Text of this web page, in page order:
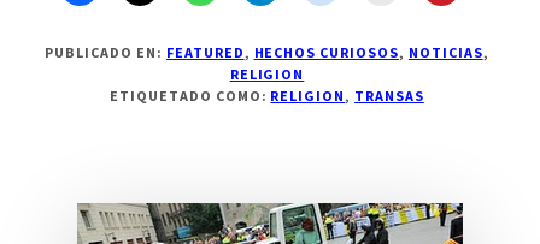
denunciado
presuntamente
un
préstamo
dólares
PUBLICADO EN: FEATURED , HECHOS CURIOSOS, NOTICIAS,
RELIGION
ETIQUETADO COMO: RELIGION , TRANSAS